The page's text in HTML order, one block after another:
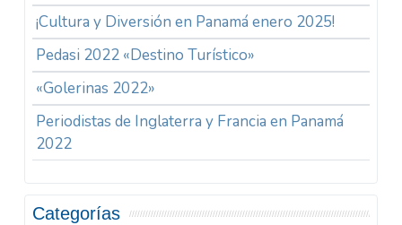
¡Cultura y Diversión en Panamá enero 2025!
Pedasi 2022 «Destino Turístico»
«Golerinas 2022»
Periodistas de Inglaterra y Francia en Panamá
2022
Categorías